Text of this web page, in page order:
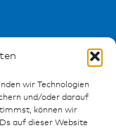
wir Technologien
und/oder darauf
können wir
auf dieser Website